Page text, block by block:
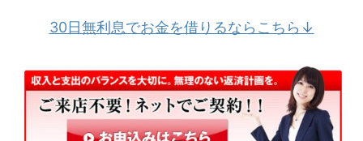
30日無利息でお金を借りるならこちら↓